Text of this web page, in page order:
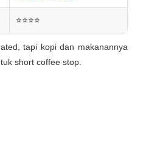
⭐⭐⭐⭐
tapi kopi dan makanannya
short coffee stop.